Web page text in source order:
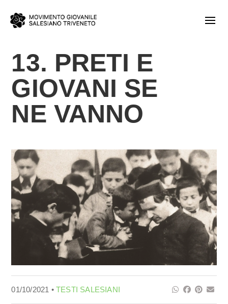
13. PRETI E
GIOVANI SE
NE VANNO
01/10/2021 •TESTI SALESIANI